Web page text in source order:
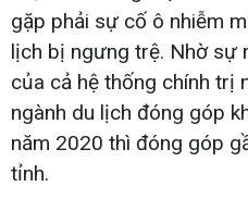
gặp phải sự cố ô nhiễm
lịch bị ngưng trệ. Nhờ sự
của cả hệ thống chính trị
ngành du lịch đóng góp
năm 2020 thì đóng góp
tỉnh.